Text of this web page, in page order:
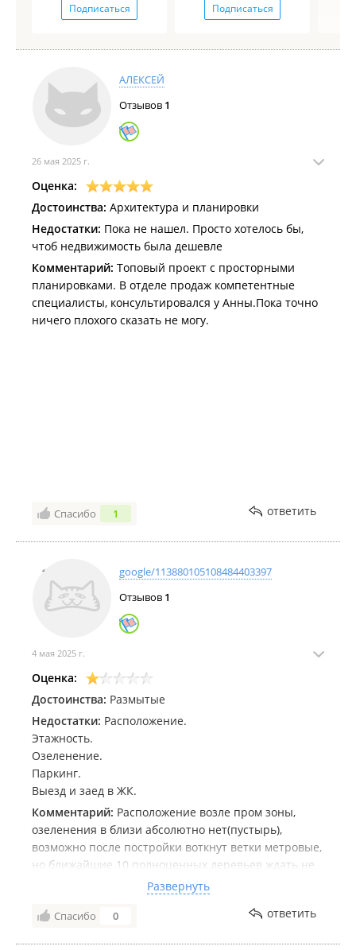
Подписаться Подписаться
АЛЕКСЕЙ
Отзывов 1
26 мая 2025 г.
Оценка:
Достоинства: Архитектура и планировки
Недостатки: Пока не нашел. Просто хотелось бы,
чтоб недвижимость была дешевле
Комментарий: Топовый проект с просторными
планировками. В отделе продаж компетентные
специалисты, консультировался у Анны.Пока точно
ничего плохого сказать не могу.
Спасибо 1 ответить
google/113880105108484403397
Отзывов 1
4 мая 2025 г.
Оценка:
Достоинства: Размытые
Недостатки: Расположение.
Этажность.
Озеленение.
Паркинг.
Выезд и заед в ЖК.
Комментарий: Расположение возле пром зоны,
озеленения в близи абсолютно нет(пустырь),
возможно после постройки воткнут ветки метровые,
но ближайшие 10 полноценных деревьев ждать не
Автобусных остановок ближайший километр нет!
Пешком от из этого, нужно преодолеть одну и самых
Развернуть
Спасибо 0 ответить